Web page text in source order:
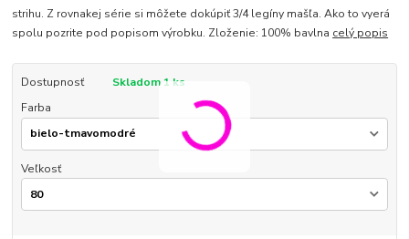
strihu. Z rovnakej série si môžete dokúpiť 3/4 legíny mašľa. Ako to vyerá
spolu pozrite pod popisom výrobku. Zloženie: 100% bavlna celý popis
Dostupnosť
Skladom 1 ks
Farba
Veľkosť